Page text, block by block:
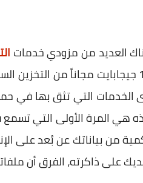
العديد من مزودي خدمات
على 100 جيجابايت مجاناً من
التي تثق بها في
هي المرة الأولى التي تسمع
على ذاكرته، الفرق أن